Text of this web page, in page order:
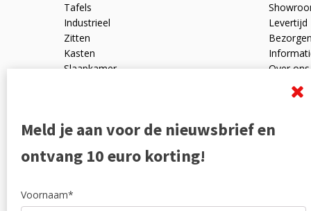
Tafels
Industrieel
Zitten
Kasten
Slaapkamer
Outlet
Levertijd
Bezorgen
Over ons
Ruilen
Meld je aan voor de nieuwsbrief en
ontvang 10 euro korting!
Voornaam*